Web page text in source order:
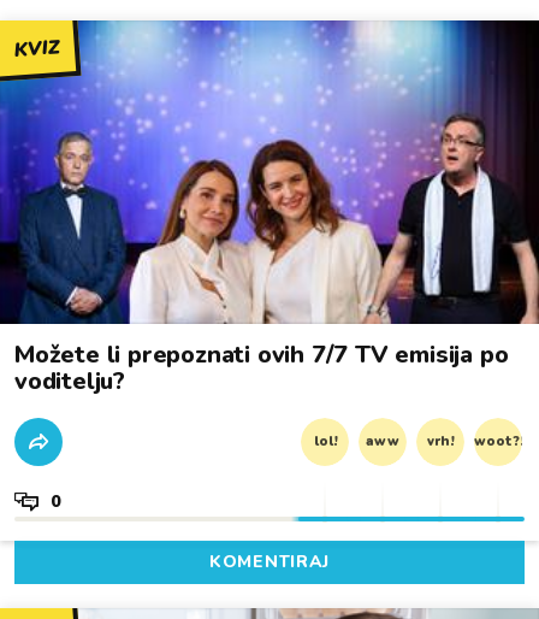
KVIZ
Možete li prepoznati ovih 7/7 TV emisija po
voditelju?
lol! aww vrh! woot?!
0
KOMENTIRAJ